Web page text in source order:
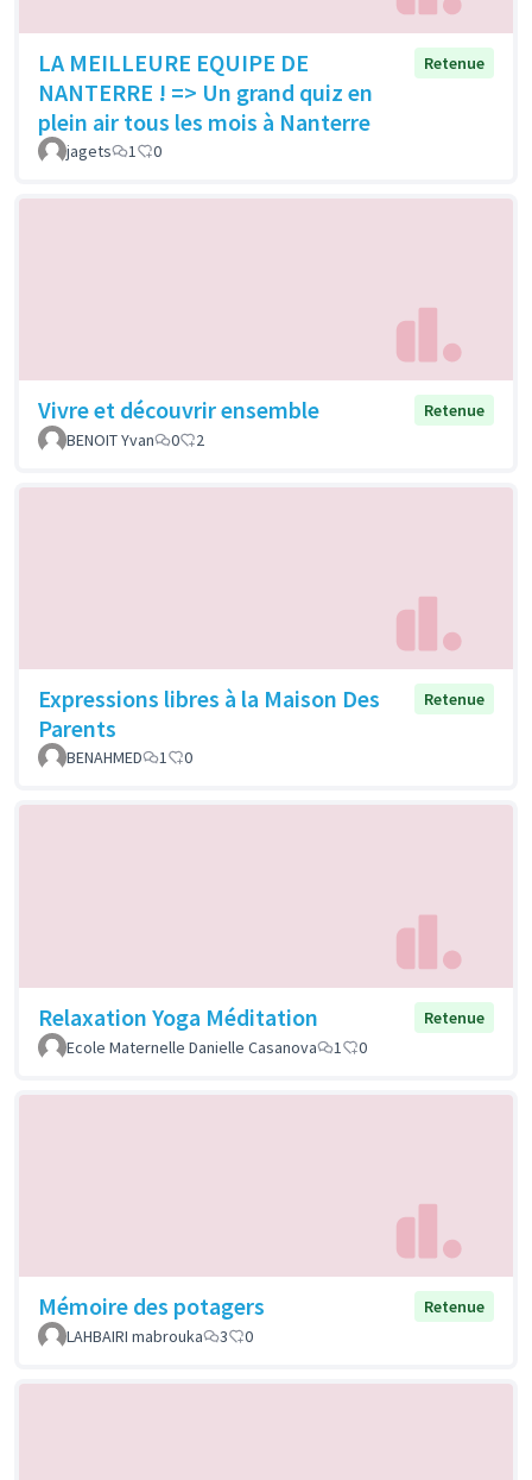
LA MEILLEURE EQUIPE DE
NANTERRE ! => Un grand quiz en
plein air tous les mois à Nanterre
Retenue
jagets 1 0
Vivre et découvrir ensemble
Retenue
BENOIT Yvan
0 2
Expressions libres à la Maison Des
Parents
Retenue
BENAHMED 1 0
Relaxation Yoga Méditation
Retenue
Ecole Maternelle Danielle Casanova
1 0
Mémoire des potagers
Retenue
LAHBAIRI mabrouka
3 0